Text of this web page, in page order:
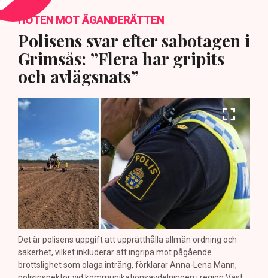
HOTEN MOT ÄGANDERÄTTEN
Polisens svar efter sabotagen i
Grimsås: ”Flera har gripits
och avlägsnats”
Det är polisens uppgift att upprätthålla allmän ordning och
säkerhet, vilket inkluderar att ingripa mot pågående
brottslighet som olaga intrång, förklarar Anna-Lena Mann,